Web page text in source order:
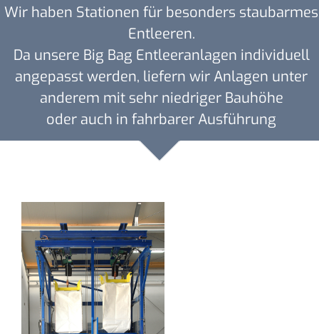
Wir haben Stationen für besonders staubarmes
Entleeren.
Da unsere Big Bag Entleeranlagen individuell
angepasst werden, liefern wir Anlagen unter
anderem mit sehr niedriger Bauhöhe
oder auch in fahrbarer Ausführung